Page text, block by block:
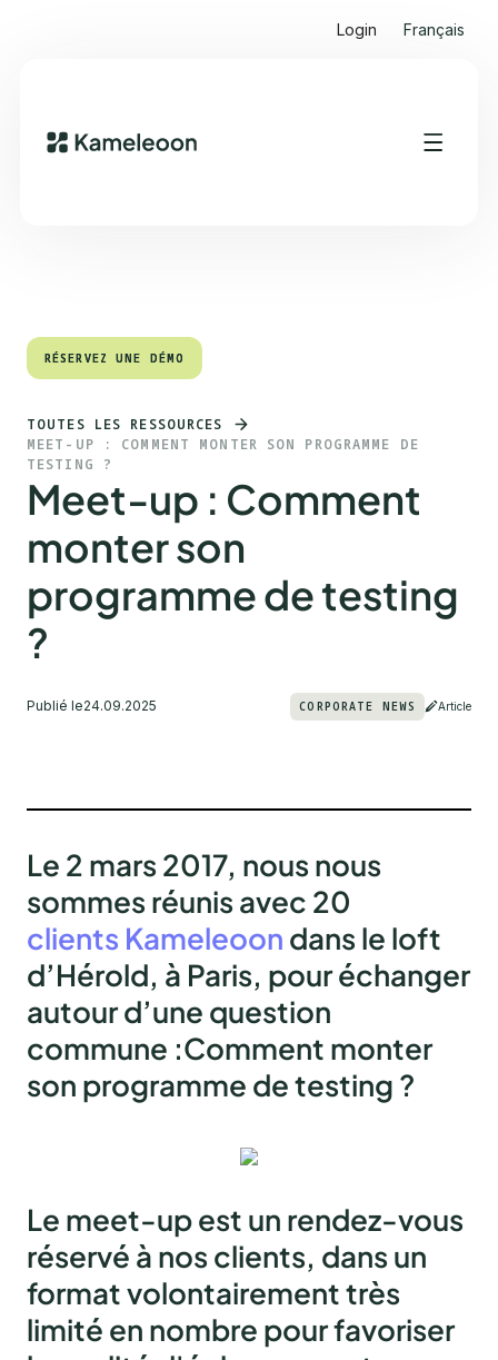
Login Français
Sommaire
RÉSERVEZ UNE DÉMO
RÉSERVEZ UNE DÉMO
TOUTES LES RESSOURCES
MEET-UP : COMMENT MONTER SON PROGRAMME DE
TESTING ?
Meet-up : Comment
monter son
programme de testing
?
Publié le24.09.2025 CORPORATE NEWS Article
Le 2 mars 2017, nous nous
sommes réunis avec 20
clients Kameleoon dans le loft
d’Hérold, à Paris, pour échanger
autour d’une question
commune :Comment monter
son programme de testing ?
Le meet-up est un rendez-vous
réservé à nos clients, dans un
format volontairement très
limité en nombre pour favoriser